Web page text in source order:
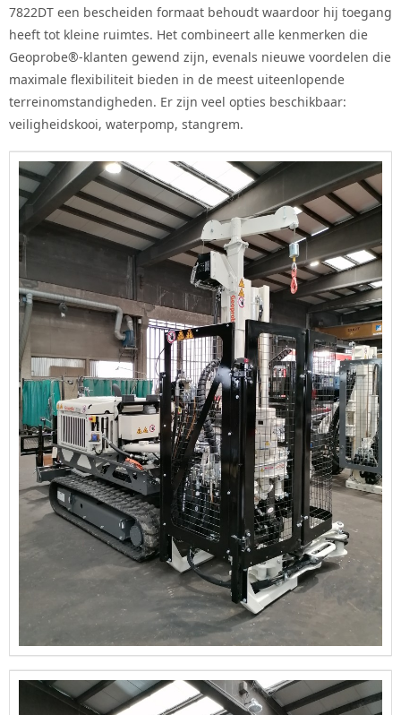
7822DT een bescheiden formaat behoudt waardoor hij toegang
heeft tot kleine ruimtes. Het combineert alle kenmerken die
Geoprobe®-klanten gewend zijn, evenals nieuwe voordelen die
maximale flexibiliteit bieden in de meest uiteenlopende
terreinomstandigheden. Er zijn veel opties beschikbaar:
veiligheidskooi, waterpomp, stangrem.